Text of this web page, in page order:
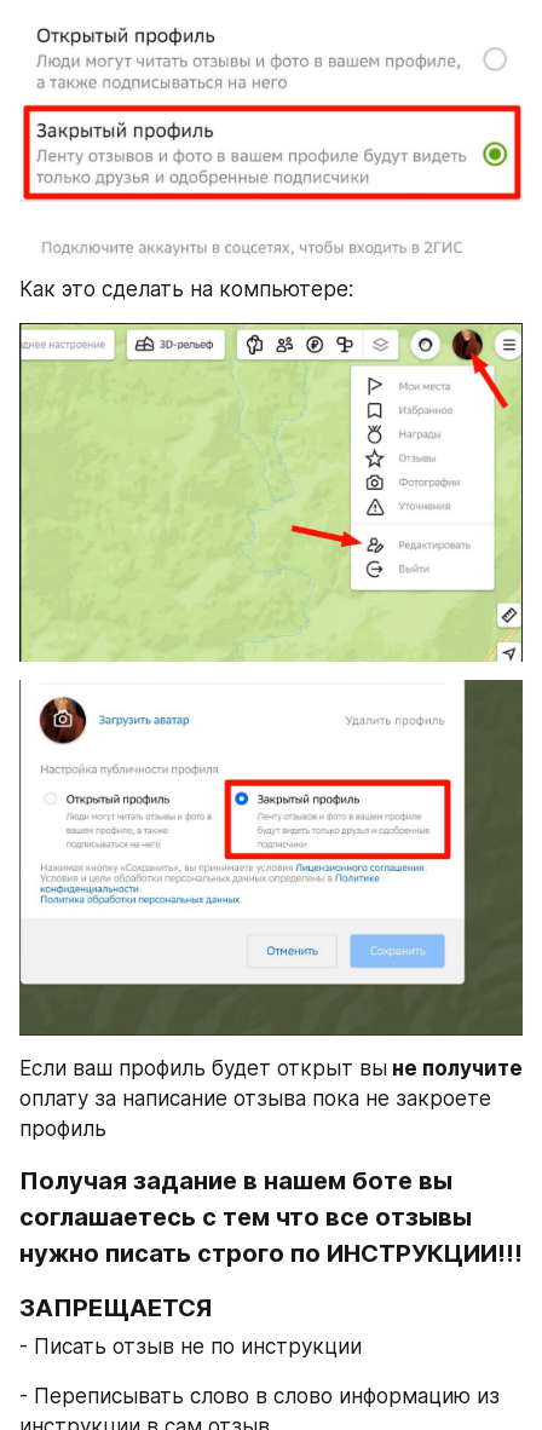
Как это сделать на компьютере:
Если ваш профиль будет открыт вы не получите
оплату за написание отзыва пока не закроете
профиль
Получая задание в нашем боте вы
соглашаетесь с тем что все отзывы
нужно писать строго по ИНСТРУКЦИИ!!!
ЗАПРЕЩАЕТСЯ
- Писать отзыв не по инструкции
- Переписывать слово в слово информацию из